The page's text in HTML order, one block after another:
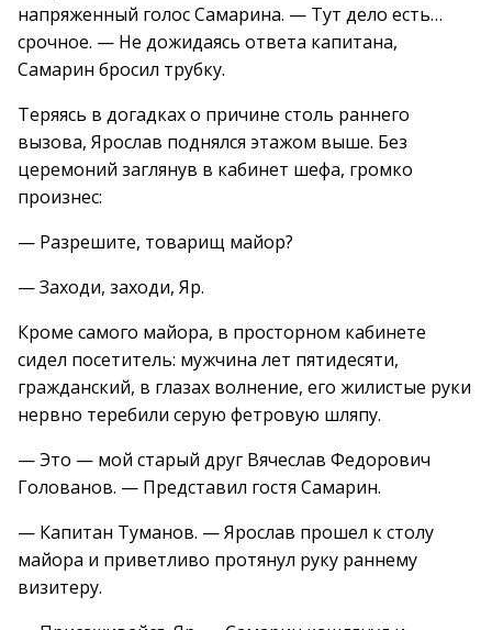
напряженный голос Самарина. — Тут дело есть…
срочное. — Не дожидаясь ответа капитана,
Самарин бросил трубку.
Теряясь в догадках о причине столь раннего
вызова, Ярослав поднялся этажом выше. Без
церемоний заглянув в кабинет шефа, громко
произнес:
— Разрешите, товарищ майор?
— Заходи, заходи, Яр.
Кроме самого майора, в просторном кабинете
сидел посетитель: мужчина лет пятидесяти,
гражданский, в глазах волнение, его жилистые руки
нервно теребили серую фетровую шляпу.
— Это — мой старый друг Вячеслав Федорович
Голованов. — Представил гостя Самарин.
— Капитан Туманов. — Ярослав прошел к столу
майора и приветливо протянул руку раннему
визитеру.